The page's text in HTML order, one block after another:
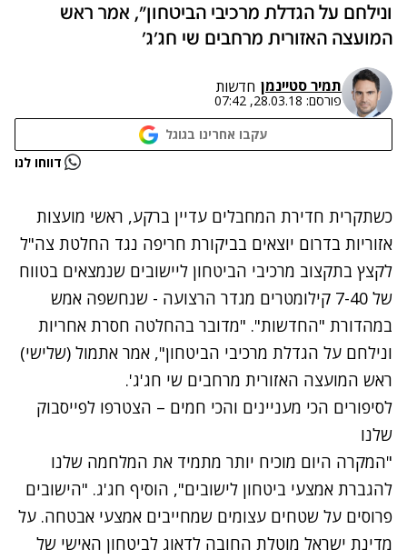
ונילחם על הגדלת מרכיבי הביטחון", אמר ראש
המועצה האזורית מרחבים שי חג'ג'
תמיר סטיינמן חדשות
פורסם: 28.03.18, 07:42
עקבו אחרינו בגוגל
נתקלנו בבעיה דווחו לנו
כשתקרית חדירת המחבלים עדיין ברקע, ראשי מועצות
אזוריות בדרום יוצאים בביקורת חריפה נגד החלטת צה"ל
לקצץ בתקצוב מרכיבי הביטחון ליישובים שנמצאים בטווח
של 7-40 קילומטרים מגדר הרצועה - שנחשפה אמש
במהדורת "החדשות". "מדובר בהחלטה חסרת אחריות
ונילחם על הגדלת מרכיבי הביטחון", אמר אתמול (שלישי)
ראש המועצה האזורית מרחבים שי חג'ג'.
לסיפורים הכי מעניינים והכי חמים – הצטרפו לפייסבוק
שלנו
"המקרה היום מוכיח יותר מתמיד את המלחמה שלנו
להגברת אמצעי ביטחון לישובים", הוסיף חג'ג. "הישובים
פרוסים על שטחים עצומים שמחייבים אמצעי אבטחה. על
מדינת ישראל מוטלת החובה לדאוג לביטחון האישי של